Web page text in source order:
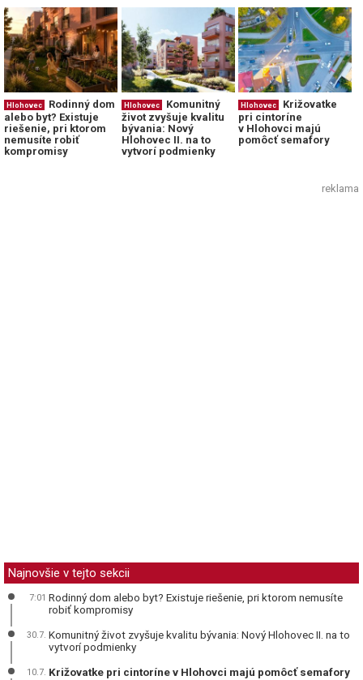
Hlohovec
Rodinný dom
alebo byt? Existuje
riešenie, pri ktorom
nemusíte robiť
kompromisy
Hlohovec
Komunitný
život zvyšuje kvalitu
bývania: Nový
Hlohovec II. na to
vytvorí podmienky
Hlohovec
Križovatke
pri cintoríne
v Hlohovci majú
pomôcť semafory
reklama
Najnovšie v tejto sekcii
7:01 Rodinný dom alebo byt? Existuje riešenie, pri ktorom nemusíte
robiť kompromisy
30.7. Komunitný život zvyšuje kvalitu bývania: Nový Hlohovec II. na to
vytvorí podmienky
10.7. Križovatke pri cintoríne v Hlohovci majú pomôcť semafory